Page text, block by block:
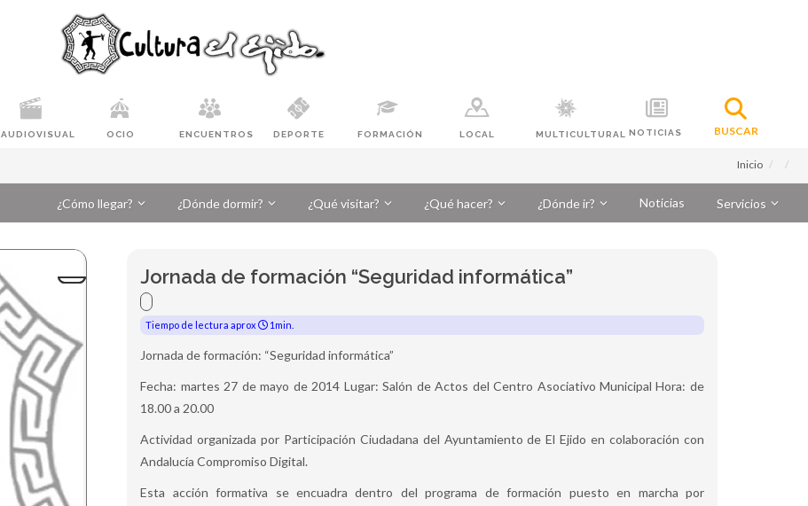
AUDIOVISUAL OCIO ENCUENTROS DEPORTE FORMACIÓN LOCAL MULTICULTURAL NOTICIAS BUSCAR
Inicio
¿Cómo llegar? ¿Dónde dormir? ¿Qué visitar? ¿Qué hacer? ¿Dónde ir? Noticias Servicios
Jornada de formación “Seguridad informática”
Tiempo de lectura aprox 1min.
Jornada de formación: “Seguridad informática”
Fecha: martes 27 de mayo de 2014 Lugar: Salón de Actos del Centro Asociativo Municipal Hora: de
18.00 a 20.00
Actividad organizada por Participación Ciudadana del Ayuntamiento de El Ejido en colaboración con
Andalucía Compromiso Digital.
Esta acción formativa se encuadra dentro del programa de formación puesto en marcha por